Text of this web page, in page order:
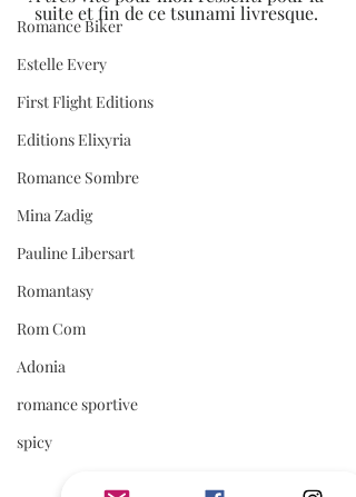
Romance Biker
Estelle Every
First Flight Editions
Editions Elixyria
Romance Sombre
Mina Zadig
Pauline Libersart
Romantasy
Rom Com
Adonia
romance sportive
spicy
suite et fin de ce tsunami livresque.